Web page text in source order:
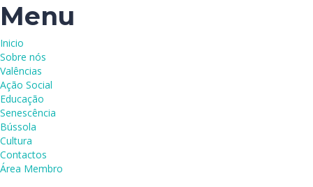
Menu
Inicio
Sobre nós
Valências
Ação Social
Educação
Senescência
Bússola
Cultura
Contactos
Área Membro